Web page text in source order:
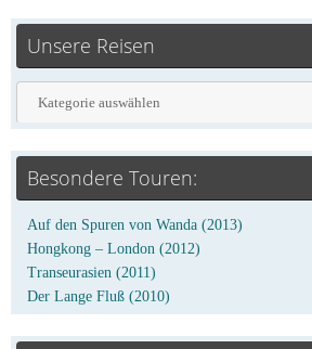
Unsere Reisen
Besondere Touren:
Auf den Spuren von Wanda (2013)
Hongkong – London (2012)
Transeurasien (2011)
Der Lange Fluß (2010)